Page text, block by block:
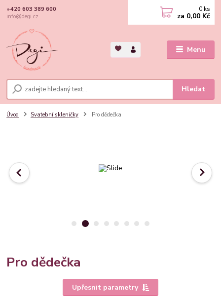
Menu
Hledat
+420 603 389 600
info@degi.cz
0 ks
za 0,00 Kč
Úvod Svatební skleničky Pro dědečka
Pro dědečka
Upřesnit parametry